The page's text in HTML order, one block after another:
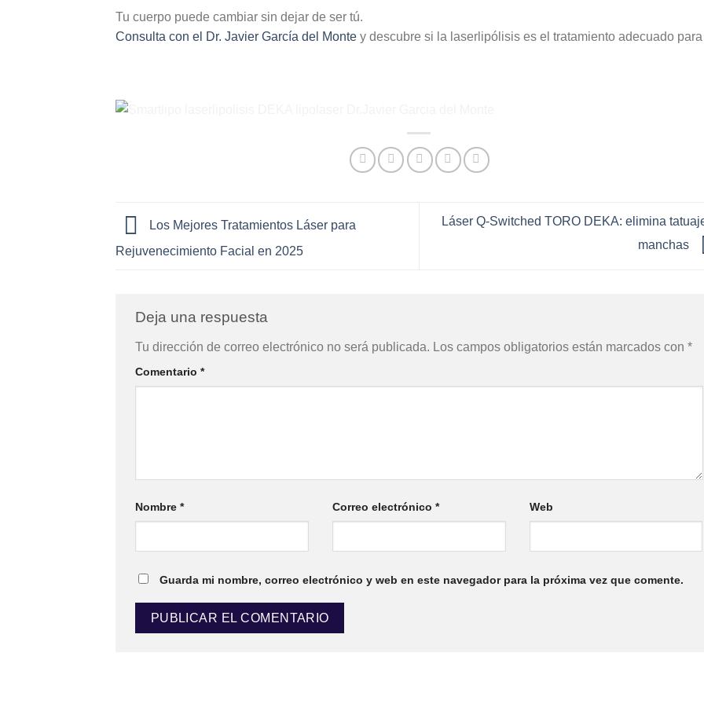
Tu cuerpo puede cambiar sin dejar de ser tú.
Consulta con el Dr. Javier García del Monte y descubre si la laserlipólisis es el tratamiento adecuado para
Los Mejores Tratamientos Láser para
Rejuvenecimiento Facial en 2025
Láser Q-Switched TORO DEKA: elimina
manchas
Deja una respuesta
Tu dirección de correo electrónico no será publicada. Los campos obligatorios están marcados con *
Comentario *
Nombre * Correo electrónico * Web
Guarda mi nombre, correo electrónico y web en este navegador para la próxima vez que comente.